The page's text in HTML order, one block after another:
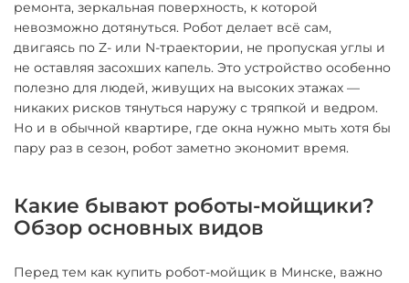
ремонта, зеркальная поверхность, к которой
невозможно дотянуться. Робот делает всё сам,
двигаясь по Z- или N-траектории, не пропуская углы и
не оставляя засохших капель. Это устройство особенно
полезно для людей, живущих на высоких этажах —
никаких рисков тянуться наружу с тряпкой и ведром.
Но и в обычной квартире, где окна нужно мыть хотя бы
пару раз в сезон, робот заметно экономит время.
Какие бывают роботы-мойщики?
Обзор основных видов
Перед тем как купить робот-мойщик в Минске, важно